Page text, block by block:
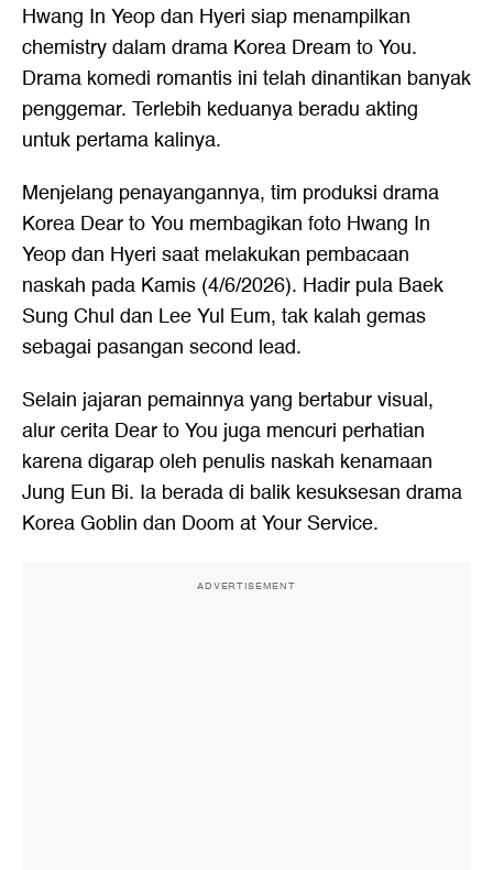
Hwang In Yeop dan Hyeri siap menampilkan
chemistry dalam drama Korea Dream to You.
Drama komedi romantis ini telah dinantikan banyak
penggemar. Terlebih keduanya beradu akting
untuk pertama kalinya.
Menjelang penayangannya, tim produksi drama
Korea Dear to You membagikan foto Hwang In
Yeop dan Hyeri saat melakukan pembacaan
naskah pada Kamis (4/6/2026). Hadir pula Baek
Sung Chul dan Lee Yul Eum, tak kalah gemas
sebagai pasangan second lead.
Selain jajaran pemainnya yang bertabur visual,
alur cerita Dear to You juga mencuri perhatian
karena digarap oleh penulis naskah kenamaan
Jung Eun Bi. Ia berada di balik kesuksesan drama
Korea Goblin dan Doom at Your Service.
ADVERTISEMENT